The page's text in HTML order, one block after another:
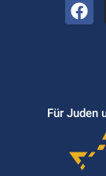
Für Juden